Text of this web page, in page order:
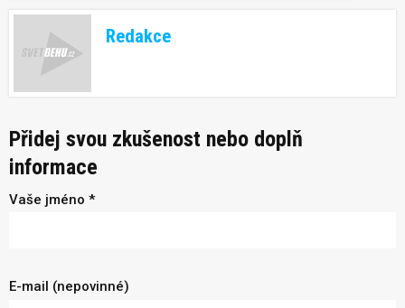
Redakce
Přidej svou zkušenost nebo doplň
informace
Vaše jméno *
E-mail (nepovinné)